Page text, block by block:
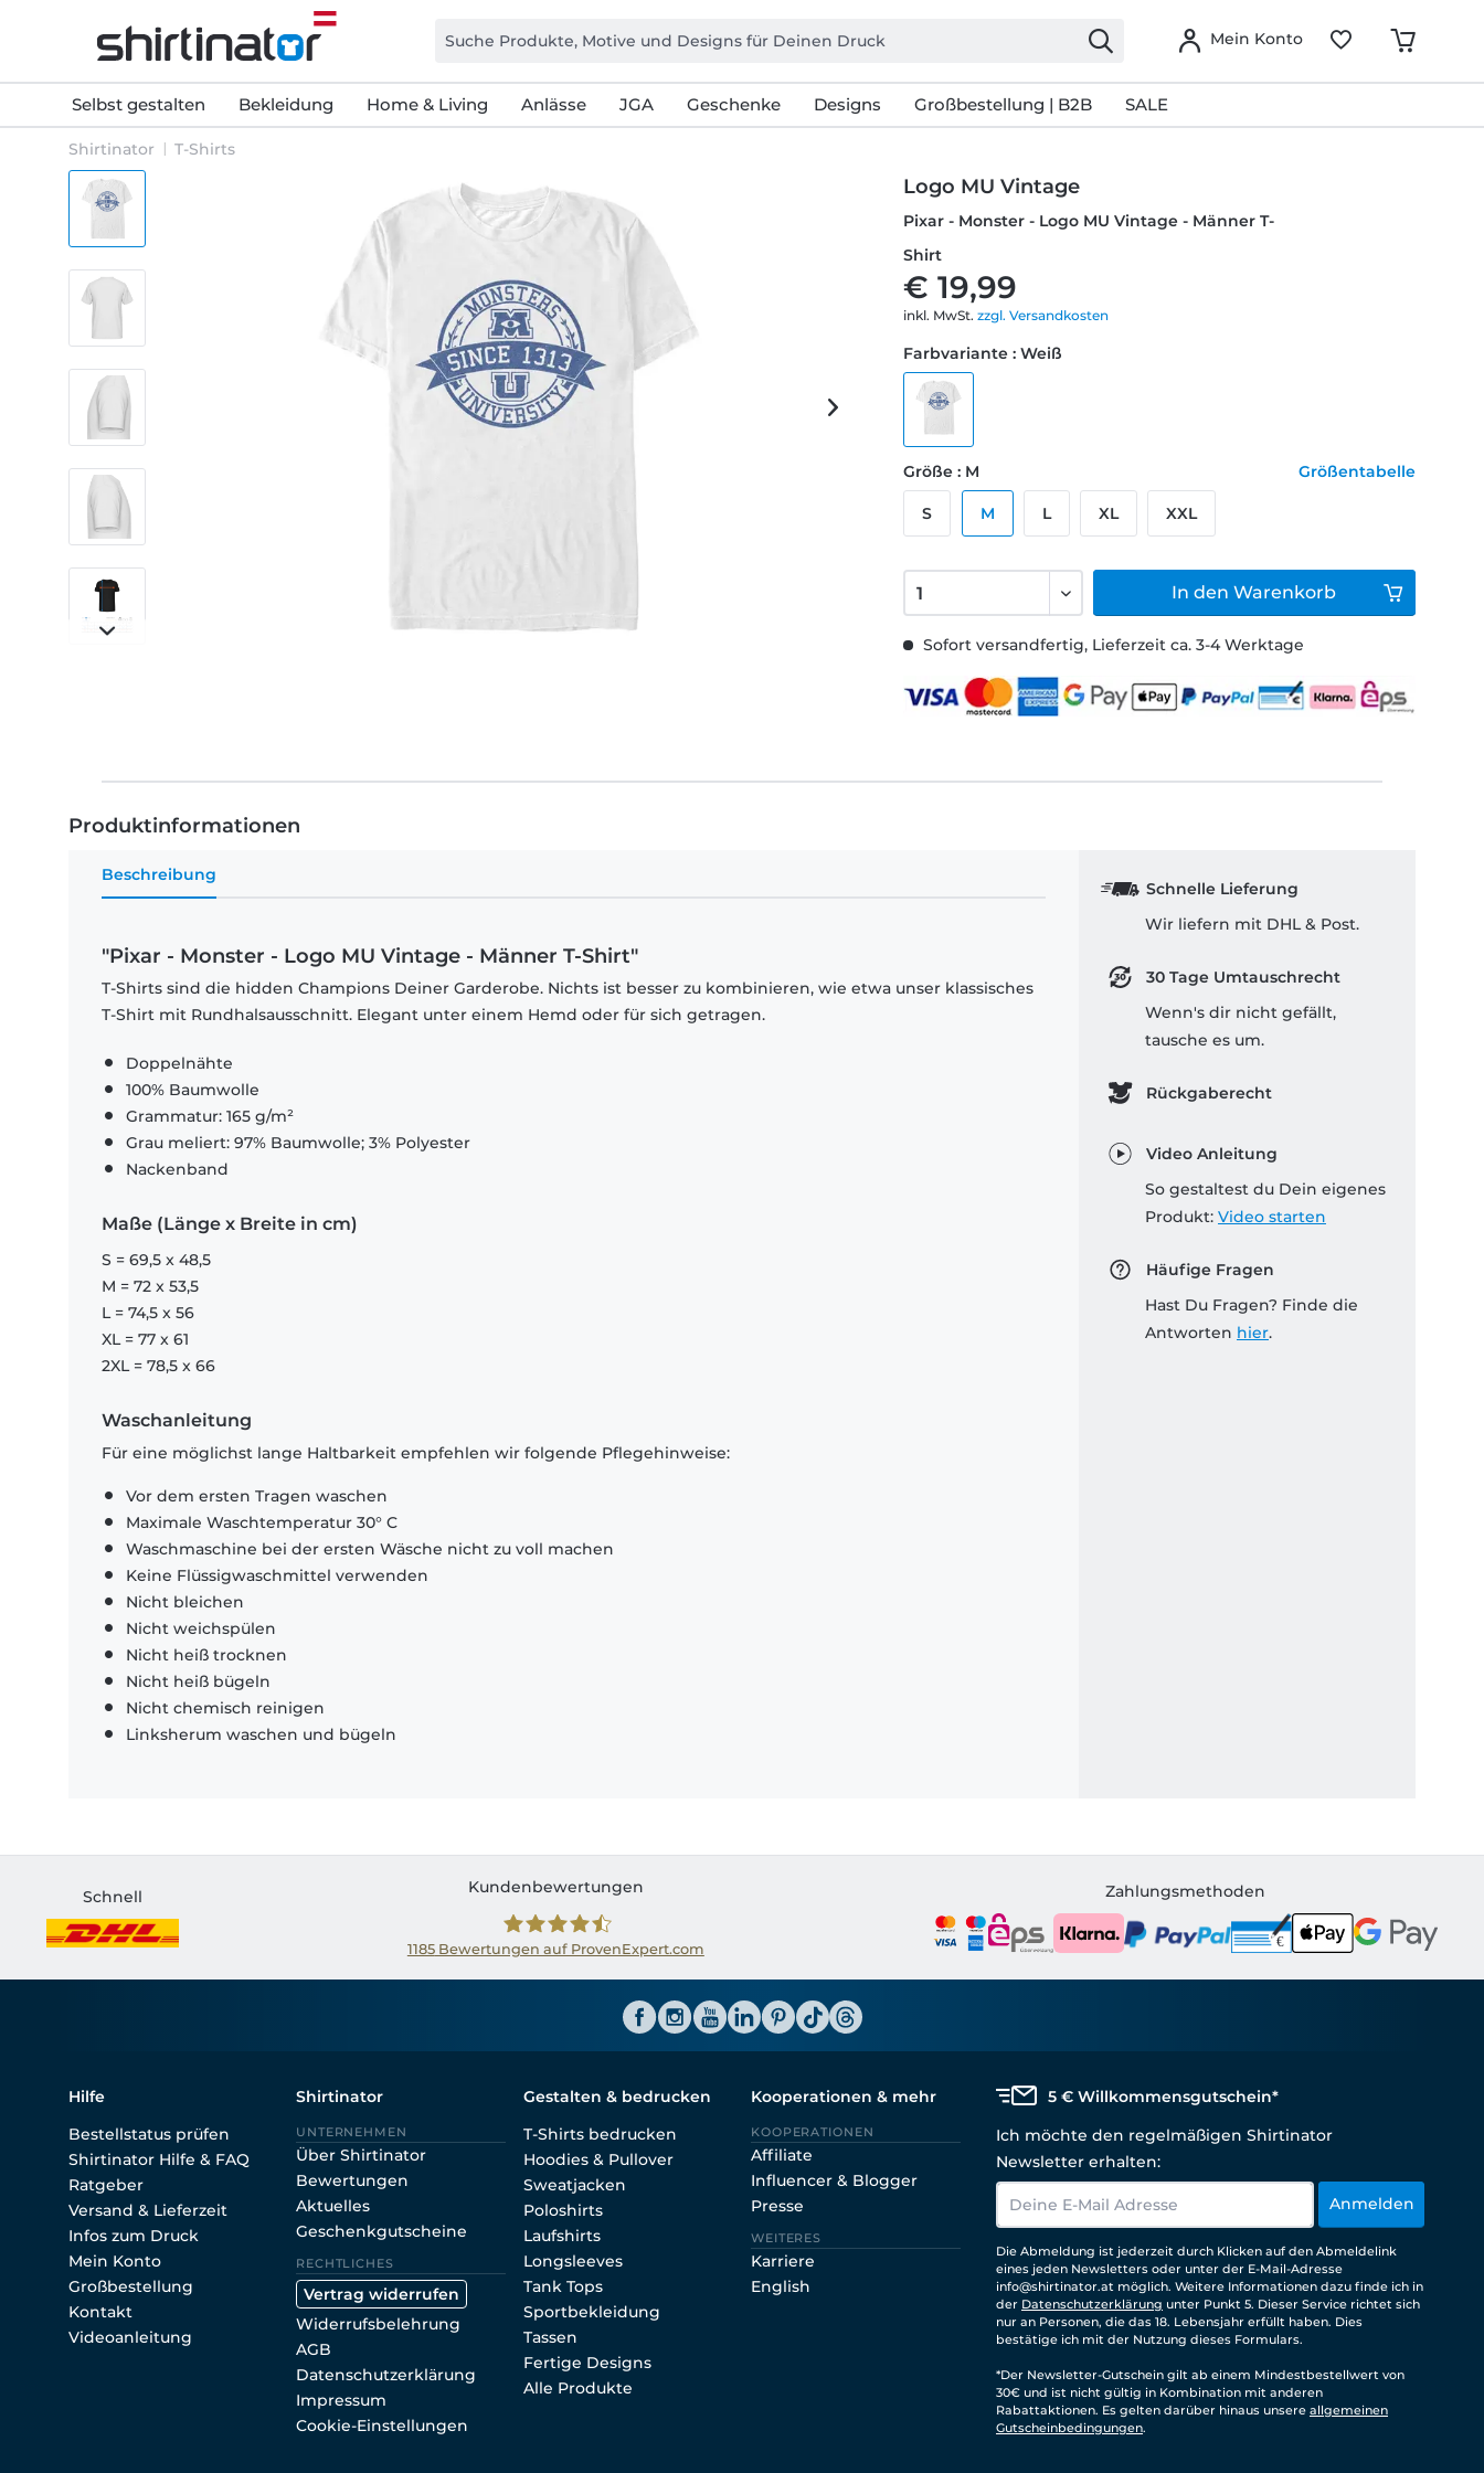
Mein Konto
Selbst gestalten Bekleidung Home & Living Anlässe JGA Geschenke Designs Großbestellung | B2B SALE
Shirtinator T-Shirts
Logo MU Vintage
Pixar - Monster - Logo MU Vintage - Männer T-
Shirt
€ 19,99
inkl. MwSt.zzgl. Versandkosten
Sofort versandfertig, Lieferzeit ca. 3-4 Werktage
Farbvariante : Weiß
Größe : M Größentabelle
S M L XL XXL
In den Warenkorb
Produktinformationen
Beschreibung
"Pixar - Monster - Logo MU Vintage - Männer T-Shirt"
T-Shirts sind die hidden Champions Deiner Garderobe. Nichts ist besser zu kombinieren, wie etwa unser klassisches
T-Shirt mit Rundhalsausschnitt. Elegant unter einem Hemd oder für sich getragen.
Doppelnähte
100% Baumwolle
Grammatur: 165 g/m²
Grau meliert: 97% Baumwolle; 3% Polyester
Nackenband
Maße (Länge x Breite in cm)
S = 69,5 x 48,5
M = 72 x 53,5
L = 74,5 x 56
XL = 77 x 61
2XL = 78,5 x 66
Waschanleitung
Für eine möglichst lange Haltbarkeit empfehlen wir folgende Pflegehinweise:
Vor dem ersten Tragen waschen
Maximale Waschtemperatur 30° C
Waschmaschine bei der ersten Wäsche nicht zu voll machen
Keine Flüssigwaschmittel verwenden
Nicht bleichen
Nicht weichspülen
Nicht heiß trocknen
Nicht heiß bügeln
Nicht chemisch reinigen
Linksherum waschen und bügeln
Schnelle Lieferung
Wir liefern mit DHL & Post.
30 Tage Umtauschrecht
Wenn's dir nicht gefällt,
tausche es um.
Rückgaberecht
Video Anleitung
So gestaltest du Dein eigenes
Produkt: Video starten
Häufige Fragen
Hast Du Fragen? Finde die
Antworten hier.
Schnell
Kundenbewertungen
1185Bewertungen auf ProvenExpert.com
Zahlungsmethoden
Hilfe
Bestellstatus prüfen
Shirtinator Hilfe & FAQ
Ratgeber
Versand & Lieferzeit
Infos zum Druck
Mein Konto
Großbestellung
Kontakt
Videoanleitung
Shirtinator
UNTERNEHMEN
Über Shirtinator
Bewertungen
Aktuelles
Geschenkgutscheine
RECHTLICHES
Vertrag widerrufen
Widerrufsbelehrung
AGB
Datenschutzerklärung
Impressum
Cookie-Einstellungen
Gestalten & bedrucken
T-Shirts bedrucken
Hoodies & Pullover
Sweatjacken
Poloshirts
Laufshirts
Longsleeves
Tank Tops
Sportbekleidung
Tassen
Fertige Designs
Alle Produkte
Kooperationen & mehr
KOOPERATIONEN
Affiliate
Influencer & Blogger
Presse
WEITERES
Karriere
English
5 € Willkommensgutschein*
Ich möchte den regelmäßigen Shirtinator
Newsletter erhalten:
Anmelden
Die Abmeldung ist jederzeit durch Klicken auf den Abmeldelink
eines jeden Newsletters oder unter der E-Mail-Adresse
info@shirtinator.at möglich. Weitere Informationen dazu finde ich in
der Datenschutzerklärung unter Punkt 5. Dieser Service richtet sich
nur an Personen, die das 18. Lebensjahr erfüllt haben. Dies
bestätige ich mit der Nutzung dieses Formulars.
*Der Newsletter-Gutschein gilt ab einem Mindestbestellwert von
30€ und ist nicht gültig in Kombination mit anderen
Rabattaktionen. Es gelten darüber hinaus unsere allgemeinen
Gutscheinbedingungen.